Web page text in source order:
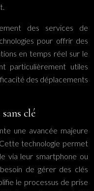
des services de
pour offrir des
en temps réel sur le
particulièrement utiles
des déplacements
clé
une avancée majeure
technologie permet
via leur smartphone ou
de gérer des clés
le processus de prise